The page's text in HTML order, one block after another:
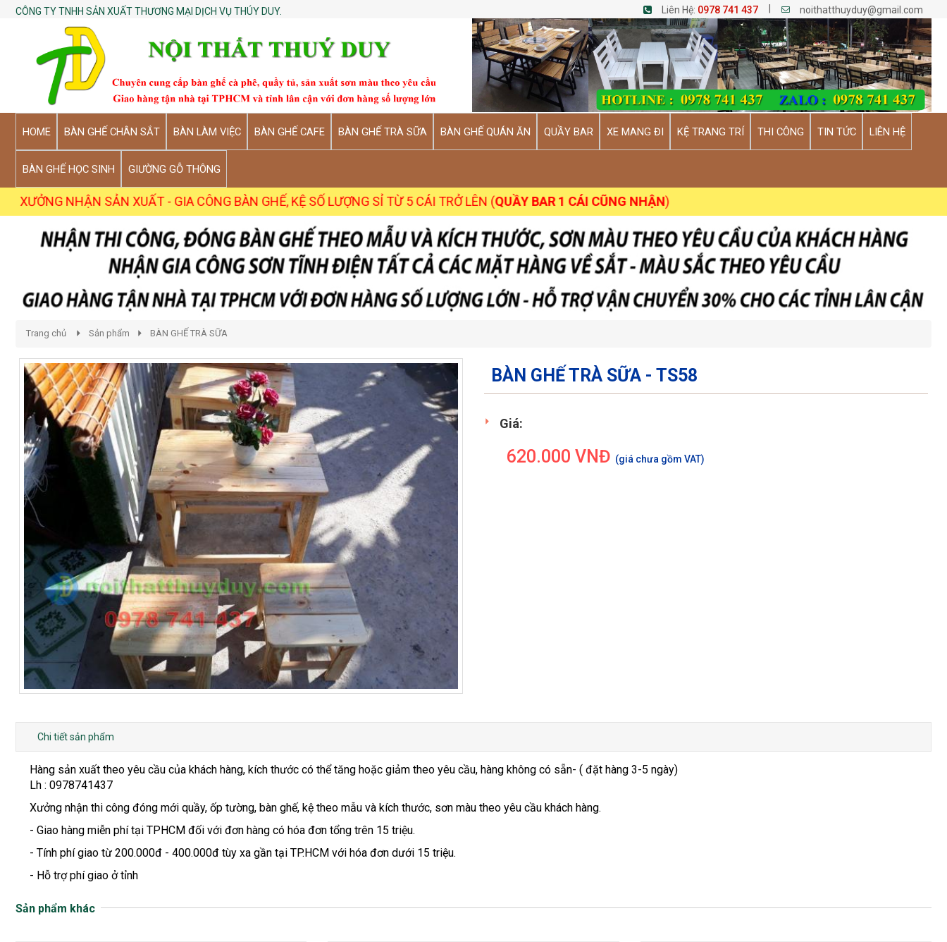
CÔNG TY TNHH SẢN XUẤT THƯƠNG MẠI DỊCH VỤ THÚY DUY. Liên Hệ: 0978 741 437 noithatthuyduy@gmail.com
HOME BÀN GHẾ CHÂN SẮT BÀN LÀM VIỆC BÀN GHẾ CAFE BÀN GHẾ TRÀ SỮA BÀN GHẾ QUÁN ĂN QUẦY BAR XE MANG ĐI KỆ TRANG TRÍ THI CÔNG TIN TỨC LIÊN HỆ
BÀN GHẾ HỌC SINH GIƯỜNG GỖ THÔNG
NHẬN SẢN XUẤT - GIA CÔNG BÀN GHẾ, KỆ SỐ LƯỢNG SỈ TỪ 5 CÁI TRỞ LÊN (QUẦY BAR 1 CÁI CŨNG NHẬN)
Trang chủ Sản phẩm BÀN GHẾ TRÀ SỮA
BÀN GHẾ TRÀ SỮA - TS58
Giá:
620.000 VNĐ
Chi tiết sản phẩm
Hàng sản xuất theo yêu cầu của khách hàng, kích thước có thể tăng hoặc giảm theo yêu cầu, hàng không có sẵn- ( đặt hàng 3-5 ngày)
Lh : 0978741437
Xưởng nhận thi công đóng mới quầy, ốp tường, bàn ghế, kệ theo mẫu và kích thước, sơn màu theo yêu cầu khách hàng.
- Giao hàng miễn phí tại TPHCM đối với đơn hàng có hóa đơn tổng trên 15 triệu.
- Tính phí giao từ 200.000đ - 400.000đ tùy xa gần tại TP.HCM với hóa đơn dưới 15 triệu.
- Hỗ trợ phí giao ở tỉnh
Sản phẩm khác